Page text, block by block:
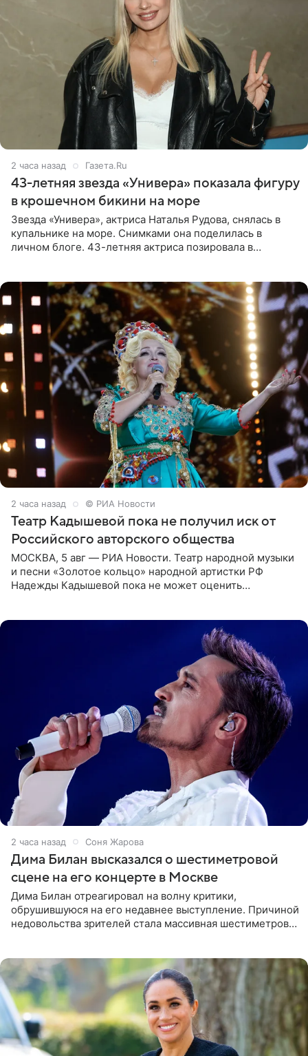
2 часа назад Газета.Ru
43-летняя звезда «Универа» показала фигуру
в крошечном бикини на море
Звезда «Универа», актриса Наталья Рудова, снялась в
купальнике на море. Снимками она поделилась в
личном блоге. 43-летняя актриса позировала в
2 часа назад © РИА Новости
Театр Кадышевой пока не получил иск от
Российского авторского общества
МОСКВА, 5 авг — РИА Новости. Театр народной музыки
и песни «Золотое кольцо» народной артистки РФ
Надежды Кадышевой пока не может оценить
2 часа назад Соня Жарова
Дима Билан высказался о шестиметровой
сцене на его концерте в Москве
Дима Билан отреагировал на волну критики,
обрушившуюся на его недавнее выступление. Причиной
недовольства зрителей стала массивная шестиметровая